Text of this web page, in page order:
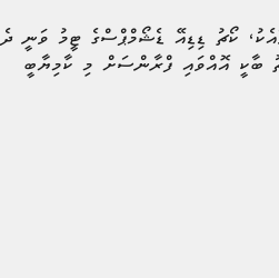
ކޯޗު ޑިޑިއޭ ޑެޝޯމްޕްސްގެ ޓީމު ވަނީ ދެ
ކުޅެން އެއް މެޗު ބާކީ އޮއްވައި ފްރާންސަށް މި ކާމިޔާބީ